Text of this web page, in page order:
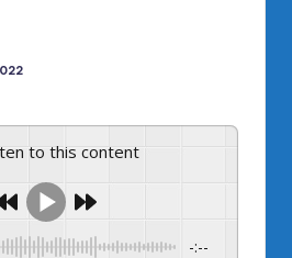
to this content
-:--